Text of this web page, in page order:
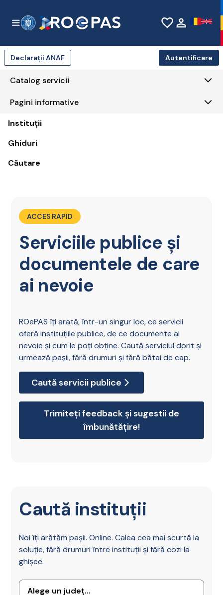
favorite_borderperson
Declarații ANAF Autentificare
Catalog servicii
Pagini informative
Instituții
Ghiduri
Căutare
ACCES RAPID
Serviciile publice și
documentele de care
ai nevoie
ROePAS îți arată, într-un singur loc, ce servicii
oferă instituțiile publice, de ce documente ai
nevoie și cum le poți obține. Caută serviciul dorit și
urmează pașii, fără drumuri și fără bătai de cap.
Caută servicii publice
Trimiteți feedback și sugestii de
îmbunătățire!
Caută instituții
Noi îți arătăm pașii. Online. Calea cea mai scurtă la
soluție, fără drumuri între instituții și fără cozi la
ghișee.